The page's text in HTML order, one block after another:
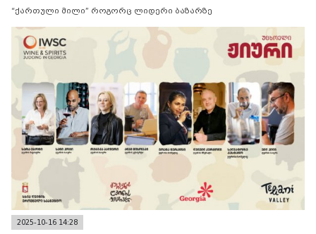
“ქართული მილი” როგორც ლიდერი ბაზარზე
2025-10-16 14:28